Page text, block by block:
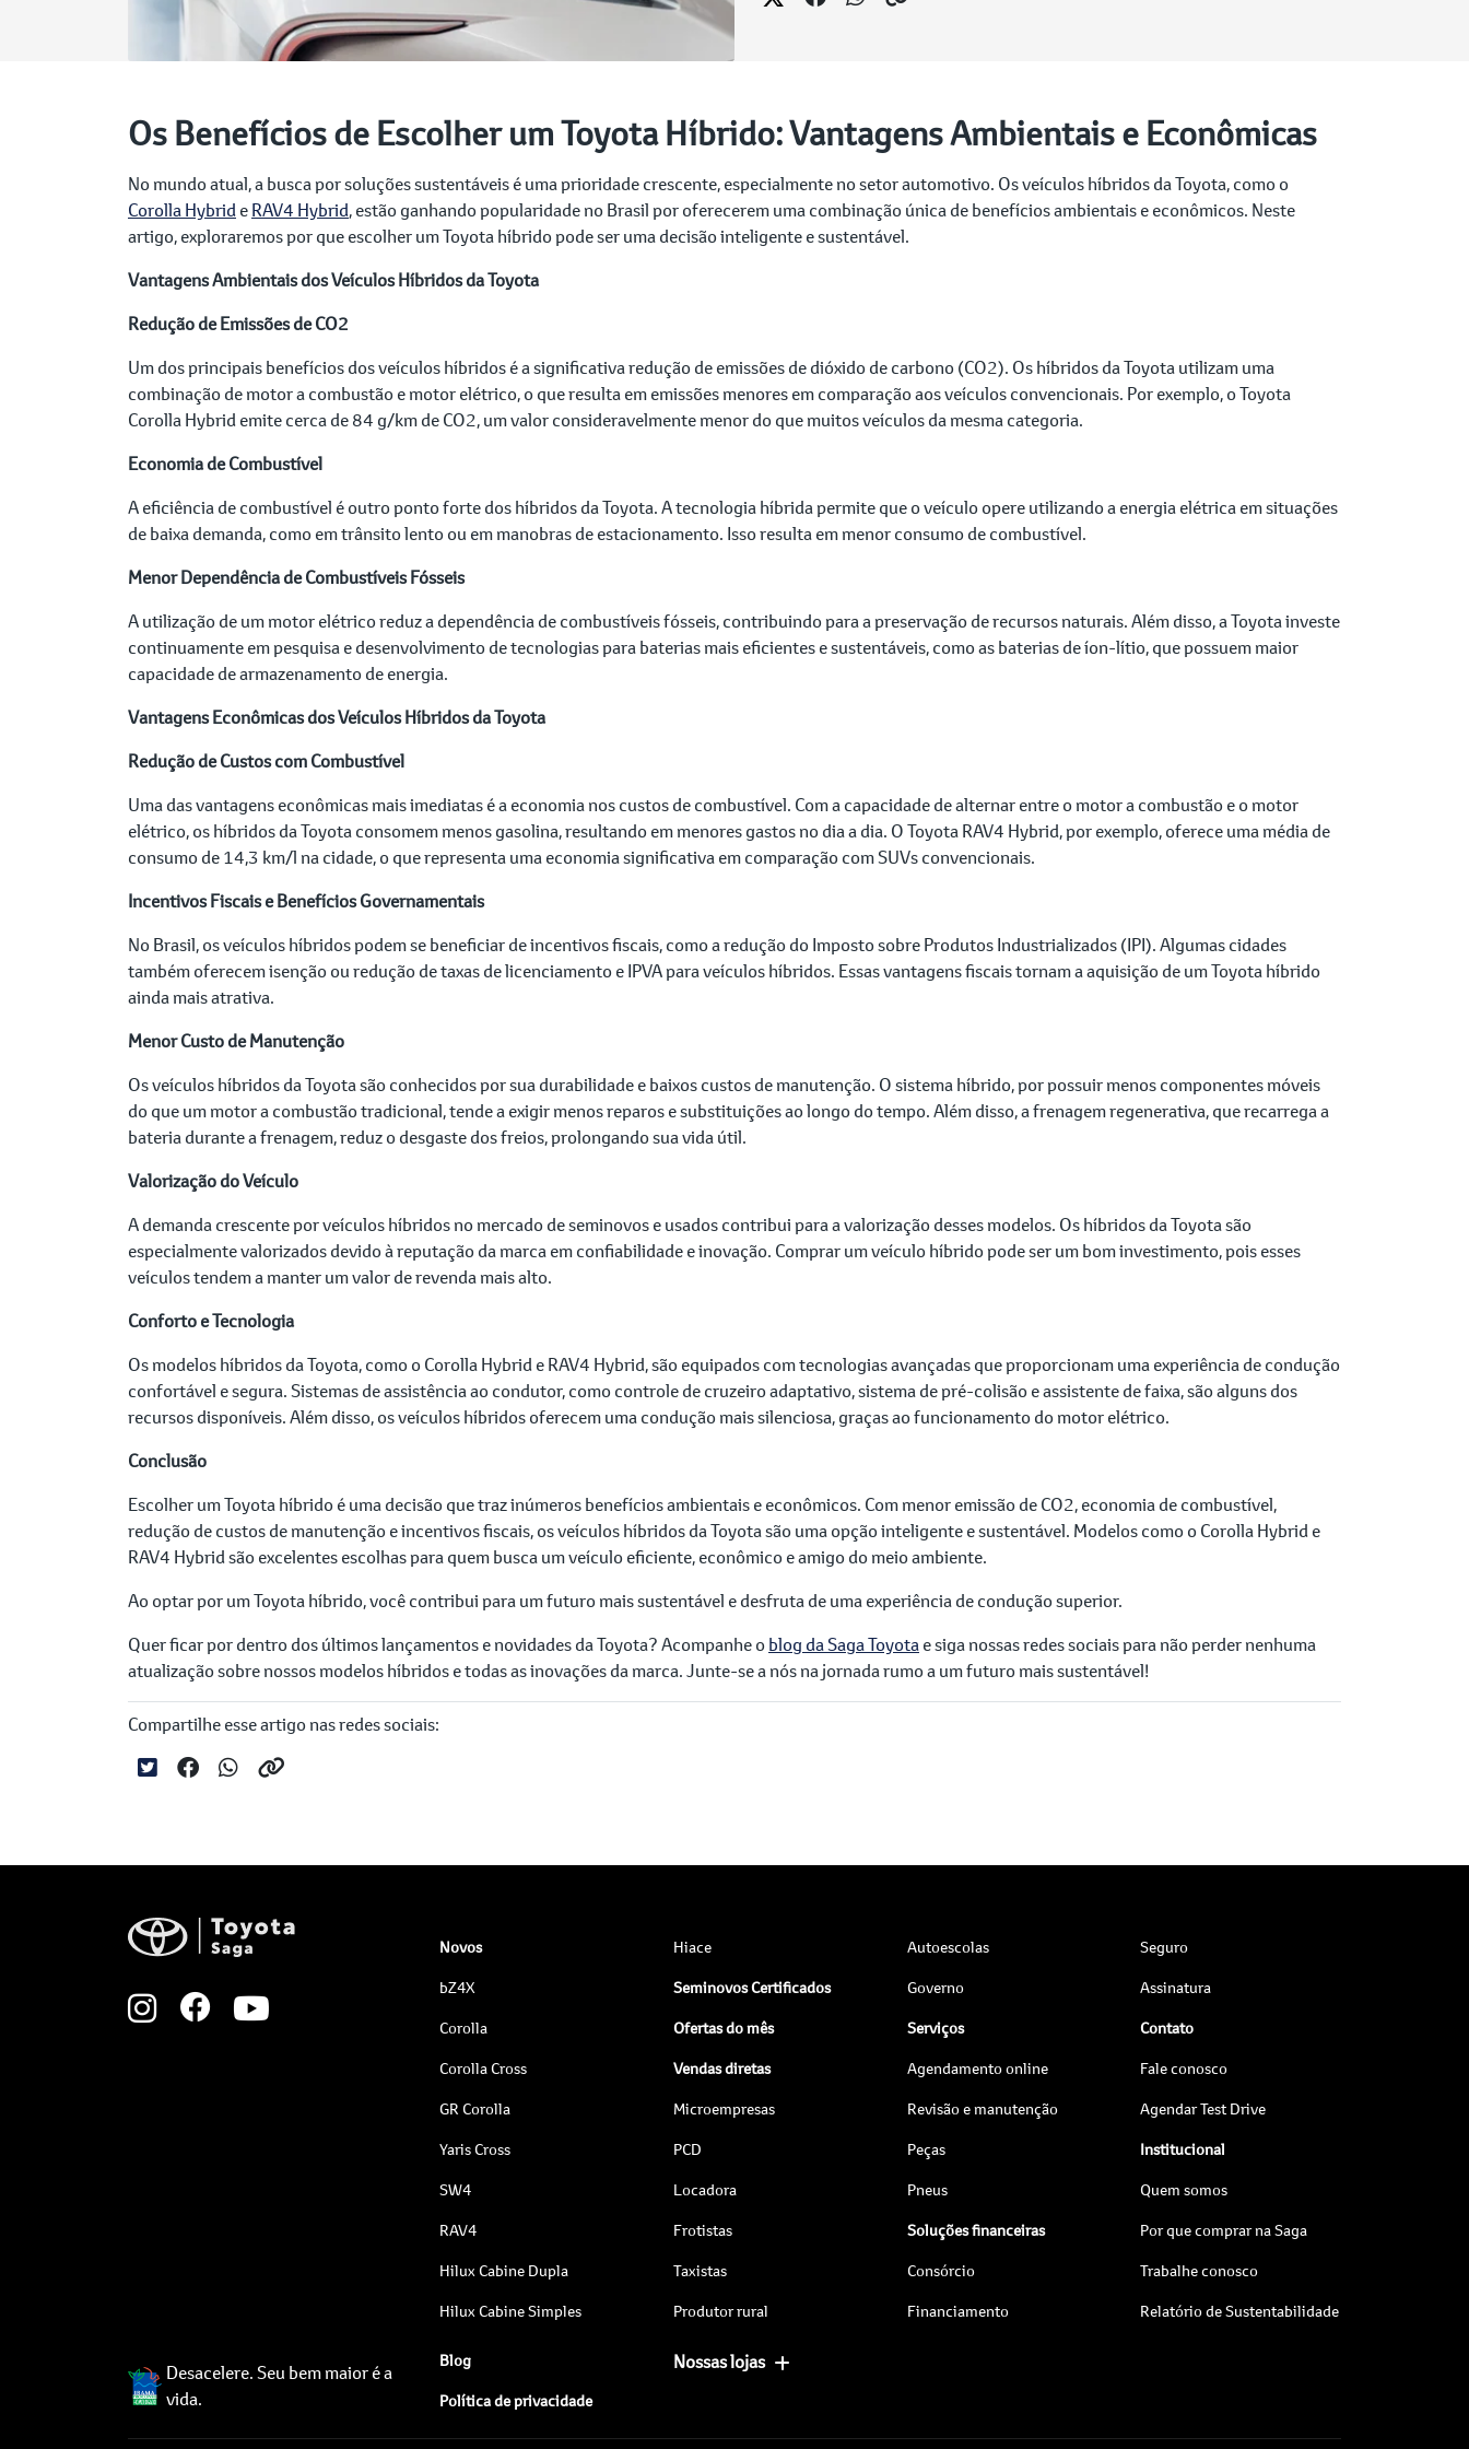
Os Benefícios de Escolher um Toyota Híbrido: Vantagens Ambientais e Econômicas
No mundo atual, a busca por soluções sustentáveis é uma prioridade crescente, especialmente no setor automotivo. Os veículos híbridos da Toyota, como o
Corolla HybrideRAV4 Hybrid, estão ganhando popularidade no Brasil por oferecerem uma combinação única de benefícios ambientais e econômicos. Neste
artigo, exploraremos por que escolher um Toyota híbrido pode ser uma decisão inteligente e sustentável.
Vantagens Ambientais dos Veículos Híbridos da Toyota
Redução de Emissões de CO2
Um dos principais benefícios dos veículos híbridos é a significativa redução de emissões de dióxido de carbono (CO2). Os híbridos da Toyota utilizam uma
combinação de motor a combustão e motor elétrico, o que resulta em emissões menores em comparação aos veículos convencionais. Por exemplo, o Toyota
Corolla Hybrid emite cerca de 84 g/km de CO2, um valor consideravelmente menor do que muitos veículos da mesma categoria.
Economia de Combustível
A eficiência de combustível é outro ponto forte dos híbridos da Toyota. A tecnologia híbrida permite que o veículo opere utilizando a energia elétrica em situações
de baixa demanda, como em trânsito lento ou em manobras de estacionamento. Isso resulta em menor consumo de combustível.
Menor Dependência de Combustíveis Fósseis
A utilização de um motor elétrico reduz a dependência de combustíveis fósseis, contribuindo para a preservação de recursos naturais. Além disso, a Toyota investe
continuamente em pesquisa e desenvolvimento de tecnologias para baterias mais eficientes e sustentáveis, como as baterias de íon-lítio, que possuem maior
capacidade de armazenamento de energia.
Vantagens Econômicas dos Veículos Híbridos da Toyota
Redução de Custos com Combustível
Uma das vantagens econômicas mais imediatas é a economia nos custos de combustível. Com a capacidade de alternar entre o motor a combustão e o motor
elétrico, os híbridos da Toyota consomem menos gasolina, resultando em menores gastos no dia a dia. O Toyota RAV4 Hybrid, por exemplo, oferece uma média de
consumo de 14,3 km/l na cidade, o que representa uma economia significativa em comparação com SUVs convencionais.
Incentivos Fiscais e Benefícios Governamentais
No Brasil, os veículos híbridos podem se beneficiar de incentivos fiscais, como a redução do Imposto sobre Produtos Industrializados (IPI). Algumas cidades
também oferecem isenção ou redução de taxas de licenciamento e IPVA para veículos híbridos. Essas vantagens fiscais tornam a aquisição de um Toyota híbrido
ainda mais atrativa.
Menor Custo de Manutenção
Os veículos híbridos da Toyota são conhecidos por sua durabilidade e baixos custos de manutenção. O sistema híbrido, por possuir menos componentes móveis
do que um motor a combustão tradicional, tende a exigir menos reparos e substituições ao longo do tempo. Além disso, a frenagem regenerativa, que recarrega a
bateria durante a frenagem, reduz o desgaste dos freios, prolongando sua vida útil.
Valorização do Veículo
A demanda crescente por veículos híbridos no mercado de seminovos e usados contribui para a valorização desses modelos. Os híbridos da Toyota são
especialmente valorizados devido à reputação da marca em confiabilidade e inovação. Comprar um veículo híbrido pode ser um bom investimento, pois esses
veículos tendem a manter um valor de revenda mais alto.
Conforto e Tecnologia
Os modelos híbridos da Toyota, como o Corolla Hybrid e RAV4 Hybrid, são equipados com tecnologias avançadas que proporcionam uma experiência de condução
confortável e segura. Sistemas de assistência ao condutor, como controle de cruzeiro adaptativo, sistema de pré-colisão e assistente de faixa, são alguns dos
recursos disponíveis. Além disso, os veículos híbridos oferecem uma condução mais silenciosa, graças ao funcionamento do motor elétrico.
Conclusão
Escolher um Toyota híbrido é uma decisão que traz inúmeros benefícios ambientais e econômicos. Com menor emissão de CO2, economia de combustível,
redução de custos de manutenção e incentivos fiscais, os veículos híbridos da Toyota são uma opção inteligente e sustentável. Modelos como o Corolla Hybrid e
RAV4 Hybrid são excelentes escolhas para quem busca um veículo eficiente, econômico e amigo do meio ambiente.
Ao optar por um Toyota híbrido, você contribui para um futuro mais sustentável e desfruta de uma experiência de condução superior.
Quer ficar por dentro dos últimos lançamentos e novidades da Toyota? Acompanhe o blog da Saga Toyotae siga nossas redes sociais para não perder nenhuma
atualização sobre nossos modelos híbridos e todas as inovações da marca. Junte-se a nós na jornada rumo a um futuro mais sustentável!
Compartilhe esse artigo nas redes sociais:
Desacelere. Seu bem maior é a
vida.
Novos
bZ4X
Corolla
Corolla Cross
GR Corolla
Yaris Cross
SW4
RAV4
Hilux Cabine Dupla
Hilux Cabine Simples
Hiace
Seminovos Certificados
Ofertas do mês
Vendas diretas
Microempresas
PCD
Locadora
Frotistas
Taxistas
Produtor rural
Autoescolas
Governo
Serviços
Agendamento online
Revisão e manutenção
Peças
Pneus
Soluções financeiras
Consórcio
Financiamento
Seguro
Assinatura
Contato
Fale conosco
Agendar Test Drive
Institucional
Quem somos
Por que comprar na Saga
Trabalhe conosco
Relatório de Sustentabilidade
Blog
Política de privacidade
Nossas lojas